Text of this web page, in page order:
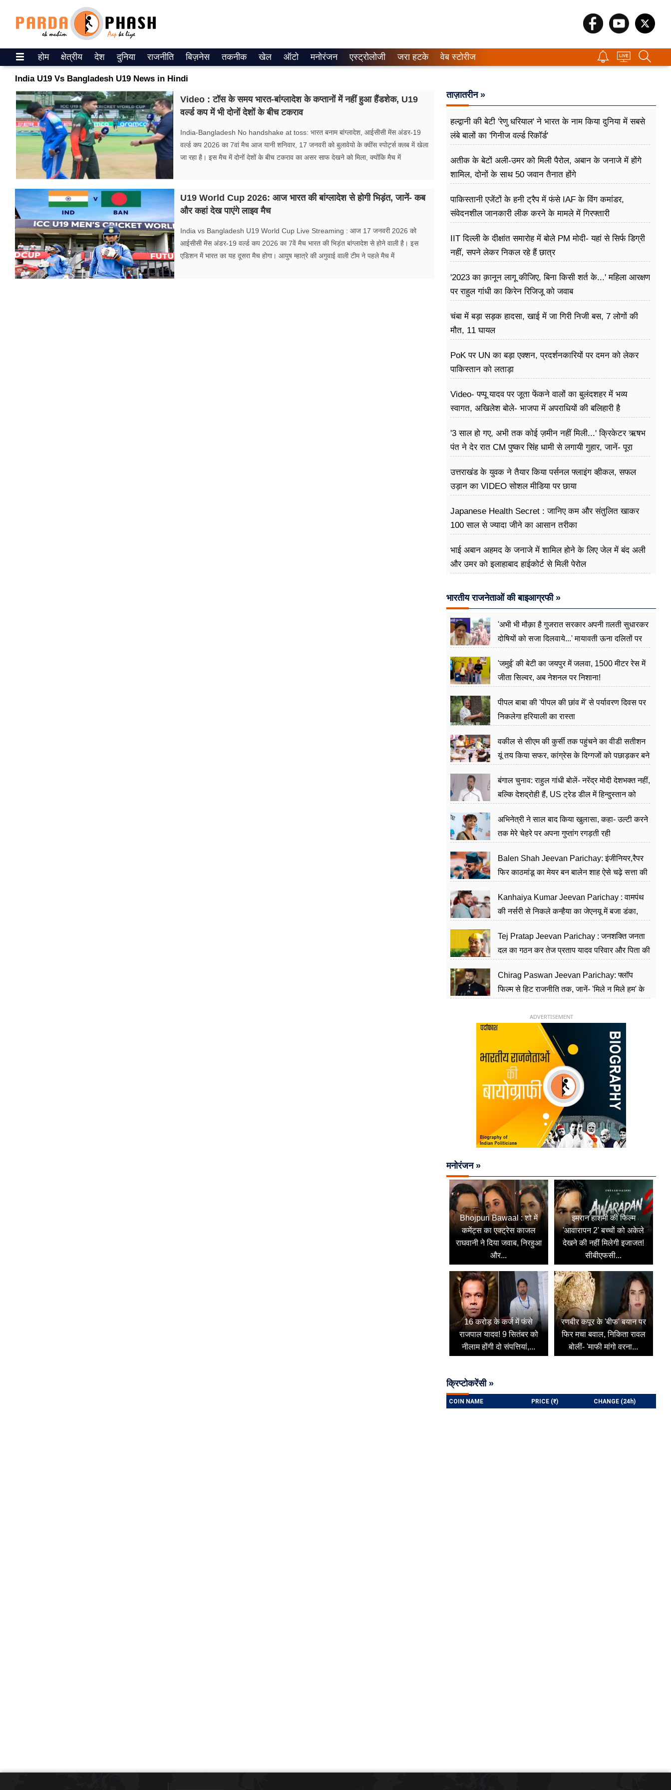
ePaper
वेब स्टोरीज
उत्तर प्रदेश
गैलरी
रिलेशनशिप
जीवन मंत्रा
फूड
सेहत
ब्‍यूटी
होम क्षेत्रीय देश दुनिया राजनीति बिज़नेस तकनीक खेल ऑटो मनोरंजन एस्ट्रोलोजी जरा हटके वेब स्टोरीज
India U19 Vs Bangladesh U19 News in Hindi
Video : टॉस के समय भारत-बांग्लादेश के कप्तानों में नहीं हुआ हैंडशेक, U19
वर्ल्ड कप में भी दोनों देशों के बीच टकराव
India-Bangladesh No handshake at toss: भारत बनाम बांग्लादेश, आईसीसी मेंस अंडर-19
वर्ल्ड कप 2026 का 7वां मैच आज यानी शनिवार, 17 जनवरी को बुलावेयो के क्वींस स्पोर्ट्स क्लब में खेला
जा रहा है। इस मैच में दोनों देशों के बीच टकराव का असर साफ देखने को मिला, क्योंकि मैच में
U19 World Cup 2026: आज भारत की बांग्लादेश से होगी भिड़ंत, जानें- कब
और कहां देख पाएंगे लाइव मैच
India vs Bangladesh U19 World Cup Live Streaming : आज 17 जनवरी 2026 को
आईसीसी मेंस अंडर-19 वर्ल्ड कप 2026 का 7वें मैच भारत की भिड़ंत बांग्लादेश से होने वाली है। इस
एडिशन में भारत का यह दूसरा मैच होगा। आयुष म्हात्रे की अगुवाई वाली टीम ने पहले मैच में
ताज़ातरीन »
हल्द्वानी की बेटी 'रेणु धरियाल' ने भारत के नाम किया दुनिया में सबसे
लंबे बालों का 'गिनीज वर्ल्ड रिकॉर्ड'
अतीक के बेटों अली-उमर को मिली पैरोल, अबान के जनाजे में होंगे
शामिल, दोनों के साथ 50 जवान तैनात होंगे
पाकिस्तानी एजेंटों के हनी ट्रैप में फंसे IAF के विंग कमांडर,
संवेदनशील जानकारी लीक करने के मामले में गिरफ्तारी
IIT दिल्ली के दीक्षांत समारोह में बोले PM मोदी- यहां से सिर्फ डिग्री
नहीं, सपने लेकर निकल रहे हैं छात्र
'2023 का क़ानून लागू कीजिए, बिना किसी शर्त के...' महिला आरक्षण
पर राहुल गांधी का किरेन रिजिजू को जवाब
चंबा में बड़ा सड़क हादसा, खाई में जा गिरी निजी बस, 7 लोगों की
मौत, 11 घायल
PoK पर UN का बड़ा एक्शन, प्रदर्शनकारियों पर दमन को लेकर
पाकिस्तान को लताड़ा
Video- पप्पू यादव पर जूता फेंकने वालों का बुलंदशहर में भव्य
स्वागत, अखिलेश बोले- भाजपा में अपराधियों की बलिहारी है
'3 साल हो गए, अभी तक कोई ज़मीन नहीं मिली...' क्रिकेटर ऋषभ
पंत ने देर रात CM पुष्कर सिंह धामी से लगायी गुहार, जानें- पूरा
उत्तराखंड के युवक ने तैयार किया पर्सनल फ्लाइंग व्हीकल, सफल
उड़ान का VIDEO सोशल मीडिया पर छाया
Japanese Health Secret : जानिए कम और संतुलित खाकर
100 साल से ज्यादा जीने का आसान तरीका
भाई अबान अहमद के जनाजे में शामिल होने के लिए जेल में बंद अली
और उमर को इलाहाबाद हाईकोर्ट से मिली पेरोल
भारतीय राजनेताओं की बाइआग्रफी »
'अभी भी मौक़ा है गुजरात सरकार अपनी ग़लती सुधारकर
दोषियों को सजा दिलवाये...' मायावती ऊना दलितों पर
'जमुई' की बेटी का जयपुर में जलवा, 1500 मीटर रेस में
जीता सिल्वर, अब नेशनल पर निशाना!
पीपल बाबा की 'पीपल की छांव में' से पर्यावरण दिवस पर
निकलेगा हरियाली का रास्ता
वकील से सीएम की कुर्सी तक पहुंचने का वीडी सतीशन
यूं तय किया सफर, कांग्रेस के दिग्गजों को पछाड़कर बने
बंगाल चुनाव: राहुल गांधी बोलें- नरेंद्र मोदी देशभक्त नहीं,
बल्कि देशद्रोही हैं, US ट्रेड डील में हिन्दुस्तान को
अभिनेत्री ने साल बाद किया खुलासा, कहा- उल्टी करने
तक मेरे चेहरे पर अपना गुप्तांग रगड़ती रही
Balen Shah Jeevan Parichay: इंजीनियर,रैपर
फिर काठमांडू का मेयर बन बालेन शाह ऐसे चढ़े सत्ता की
Kanhaiya Kumar Jeevan Parichay : वामपंथ
की नर्सरी से निकले कन्हैया का जेएनयू में बजा डंका,
Tej Pratap Jeevan Parichay : जनशक्ति जनता
दल का गठन कर तेज प्रताप यादव परिवार और पिता की
Chirag Paswan Jeevan Parichay: फ्लॉप
फिल्म से हिट राजनीति तक, जानें- 'मिले न मिले हम' के
ADVERTISEMENT
मनोरंजन »
Bhojpuri Bawaal : शो में
कमेंट्स का एक्ट्रेस काजल
राघवानी ने दिया जवाब, निरहुआ
और...
इमरान हाशमी की फिल्म
'आवारापन 2' बच्चों को अकेले
देखने की नहीं मिलेगी इजाजत!
सीबीएफसी...
16 करोड़ के कर्ज में फंसे
राजपाल यादव! 9 सितंबर को
नीलाम होंगी दो संपत्तियां,...
रणबीर कपूर के 'बीफ' बयान पर
फिर मचा बवाल, निकिता रावल
बोलीं- 'माफी मांगो वरना...
क्रिप्टोकरेंसी »